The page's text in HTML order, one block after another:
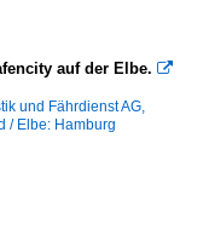
auf der Elbe. 
und Fährdienst AG,
/ Elbe: Hamburg